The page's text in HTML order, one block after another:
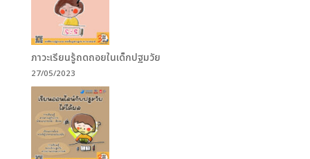
ภาวะเรียนรู้ถดถอยในเด็กปฐมวัย
27/05/2023